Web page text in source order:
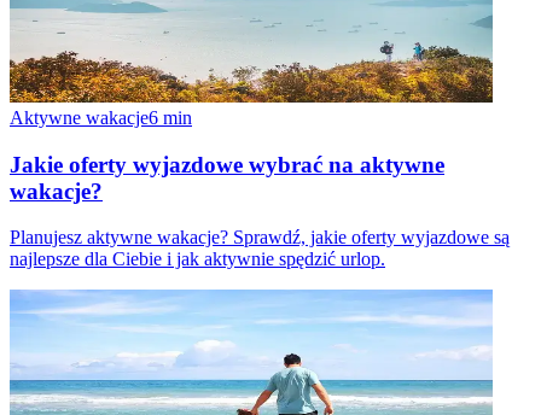
Aktywne wakacje6 min
Jakie oferty wyjazdowe wybrać na aktywne
wakacje?
Planujesz aktywne wakacje? Sprawdź, jakie oferty wyjazdowe są
najlepsze dla Ciebie i jak aktywnie spędzić urlop.